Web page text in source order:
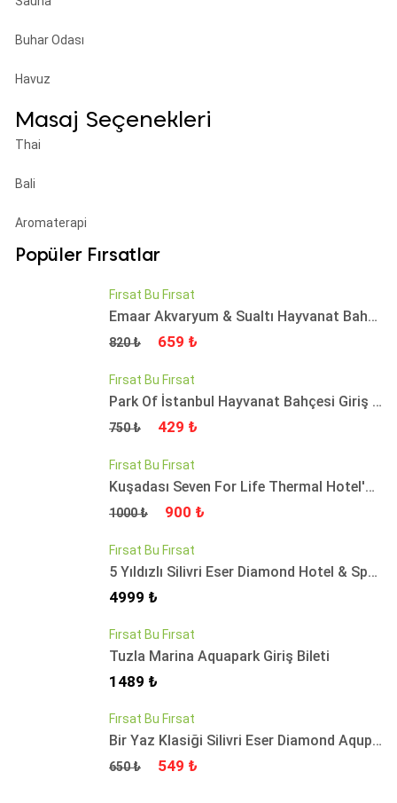
Buhar Odası
Havuz
Masaj Seçenekleri
Thai
Bali
Aromaterapi
Popüler Fırsatlar
Fırsat Bu Fırsat
Emaar Akvaryum & Sualtı Hayvanat Bahçesi İstanbul Giriş Bileti
Fiyat
820 ₺ Fiyat
659 ₺
Fırsat Bu Fırsat
Park Of İstanbul Hayvanat Bahçesi Giriş Bileti
Fiyat
750 ₺ Fiyat
429 ₺
Fırsat Bu Fırsat
Kuşadası Seven For Life Thermal Hotel'de Günübirlik Tesis Kullanımı
Fiyat
1000 ₺ Fiyat
900 ₺
Fırsat Bu Fırsat
5 Yıldızlı Silivri Eser Diamond Hotel & Spa'da Avantajlı Tatil Paketleri
Fiyat
4999 ₺
Fırsat Bu Fırsat
Tuzla Marina Aquapark Giriş Bileti
Fiyat
1489 ₺
Fırsat Bu Fırsat
Bir Yaz Klasiği Silivri Eser Diamond Aqupark’ta Gün Boyu Sınırsız Eğlence Bileti
Fiyat
650 ₺ Fiyat
549 ₺